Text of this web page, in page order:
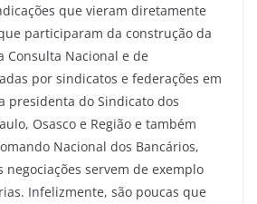
que vieram diretamente
participaram da construção da
Consulta Nacional e de
por sindicatos e federações em
presidenta do Sindicato dos
Osasco e Região e também
Nacional dos Bancários,
negociações servem de exemplo
Infelizmente, são poucas que